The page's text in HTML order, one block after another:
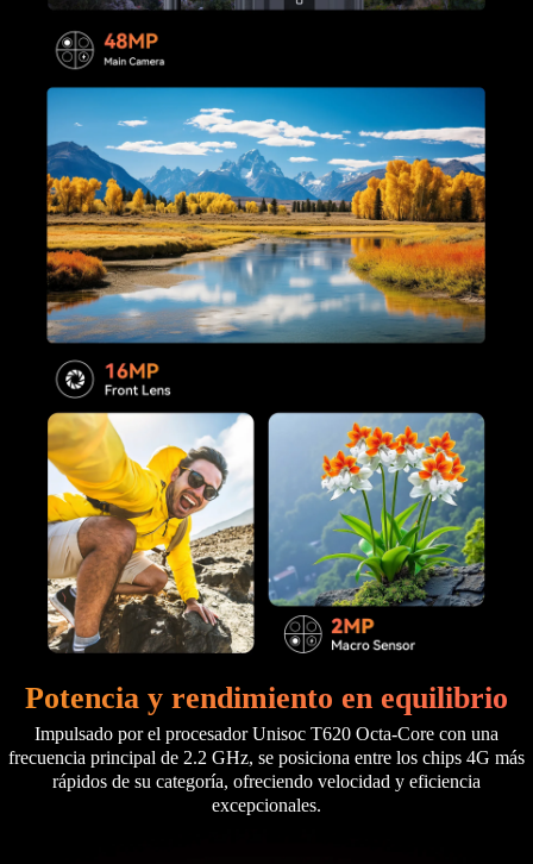
Potencia y rendimiento en equilibrio
Impulsado por el procesador Unisoc T620 Octa-Core con una
frecuencia principal de 2.2 GHz, se posiciona entre los chips 4G más
rápidos de su categoría, ofreciendo velocidad y eficiencia
excepcionales.